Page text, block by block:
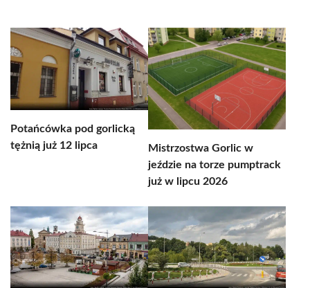
Potańcówka pod gorlicką
tężnią już 12 lipca
Mistrzostwa Gorlic w
jeździe na torze pumptrack
już w lipcu 2026